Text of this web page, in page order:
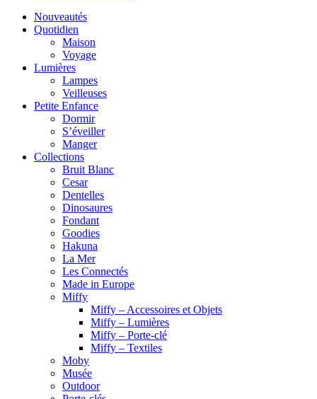
Nouveautés
Quotidien
Maison
Voyage
Lumières
Lampes
Veilleuses
Petite Enfance
Dormir
S’éveiller
Manger
Collections
Bruit Blanc
Cesar
Dentelles
Dinosaures
Fondant
Goodies
Hakuna
La Mer
Les Connectés
Made in Europe
Miffy
Miffy – Accessoires et Objets
Miffy – Lumières
Miffy – Porte-clé
Miffy – Textiles
Moby
Musée
Outdoor